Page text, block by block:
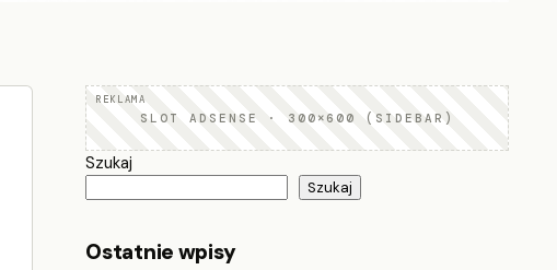
SLOT ADSENSE · 300×600 (SIDEBAR)
Szukaj
Szukaj
Ostatnie wpisy